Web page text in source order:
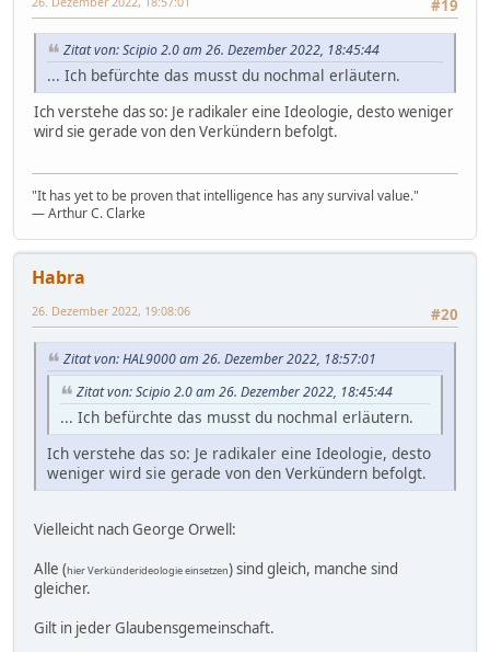
#19
Zitat von: Scipio 2.0 am 26. Dezember 2022, 18:45:44
... Ich befürchte das musst du nochmal erläutern.
Ich verstehe das so: Je radikaler eine Ideologie, desto weniger
wird sie gerade von den Verkündern befolgt.
"It has yet to be proven that intelligence has any survival value."
― Arthur C. Clarke
Habra
#20
26. Dezember 2022, 19:08:06
Zitat von: HAL9000 am 26. Dezember 2022, 18:57:01
Zitat von: Scipio 2.0 am 26. Dezember 2022, 18:45:44
... Ich befürchte das musst du nochmal erläutern.
Ich verstehe das so: Je radikaler eine Ideologie, desto
weniger wird sie gerade von den Verkündern befolgt.
Vielleicht nach George Orwell:
Alle (hier Verkünderideologie einsetzen) sind gleich, manche sind
gleicher.
Gilt in jeder Glaubensgemeinschaft.